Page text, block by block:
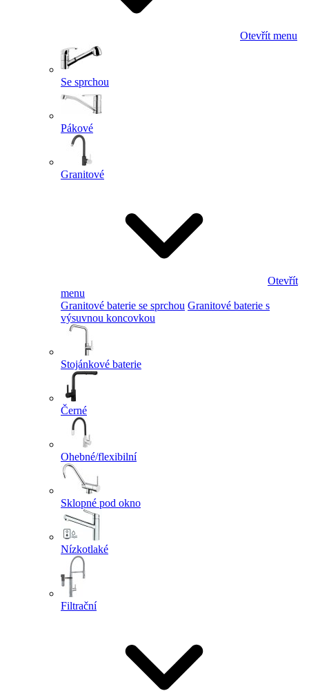
Otevřít menu
Se sprchou
Pákové
Granitové
Otevřít
menu
Granitové baterie se sprchou Granitové baterie s
výsuvnou koncovkou
Stojánkové baterie
Černé
Ohebné/flexibilní
Sklopné pod okno
Nízkotlaké
Filtrační